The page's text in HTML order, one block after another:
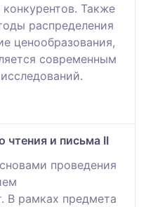
Также
распределения
ценообразования,
современным
чтения и письма II
проведения
В рамках предмета